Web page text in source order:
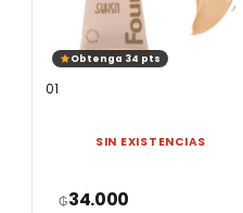
Obtenga 34 pts
01
SIN EXISTENCIAS
₲34.000